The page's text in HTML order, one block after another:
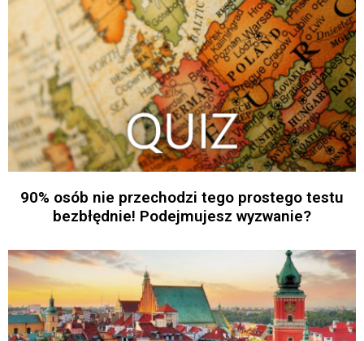
90% osób nie przechodzi tego prostego testu
bezbłędnie! Podejmujesz wyzwanie?